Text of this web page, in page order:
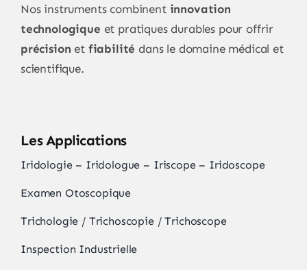
Nos instruments combinent innovation
technologique et pratiques durables pour offrir
précision et fiabilité dans le domaine médical et
scientifique.
Les Applications
Iridologie – Iridologue – Iriscope – Iridoscope
Examen Otoscopique
Trichologie / Trichoscopie / Trichoscope
Inspection Industrielle